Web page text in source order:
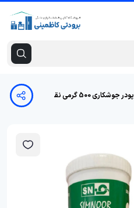
پودر جوشکاری 500 گرمی نقره